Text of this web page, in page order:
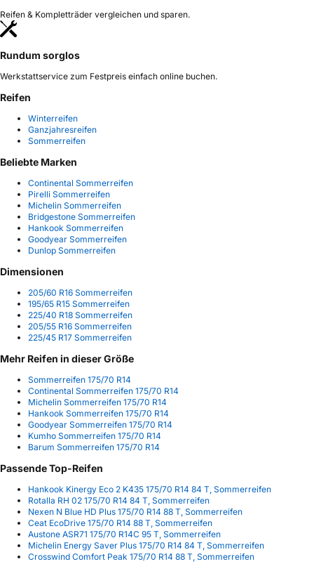
Reifen & Kompletträder vergleichen und sparen.
Rundum sorglos
Werkstattservice zum Festpreis einfach online buchen.
Reifen
Winterreifen
Ganzjahresreifen
Sommerreifen
Beliebte Marken
Continental Sommerreifen
Pirelli Sommerreifen
Michelin Sommerreifen
Bridgestone Sommerreifen
Hankook Sommerreifen
Goodyear Sommerreifen
Dunlop Sommerreifen
Dimensionen
205/60 R16 Sommerreifen
195/65 R15 Sommerreifen
225/40 R18 Sommerreifen
205/55 R16 Sommerreifen
225/45 R17 Sommerreifen
Mehr Reifen in dieser Größe
Sommerreifen 175/70 R14
Continental Sommerreifen 175/70 R14
Michelin Sommerreifen 175/70 R14
Hankook Sommerreifen 175/70 R14
Goodyear Sommerreifen 175/70 R14
Kumho Sommerreifen 175/70 R14
Barum Sommerreifen 175/70 R14
Passende Top-Reifen
Hankook Kinergy Eco 2 K435 175/70 R14 84 T, Sommerreifen
Rotalla RH 02 175/70 R14 84 T, Sommerreifen
Nexen N Blue HD Plus 175/70 R14 88 T, Sommerreifen
Ceat EcoDrive 175/70 R14 88 T, Sommerreifen
Austone ASR71 175/70 R14C 95 T, Sommerreifen
Michelin Energy Saver Plus 175/70 R14 84 T, Sommerreifen
Crosswind Comfort Peak 175/70 R14 88 T, Sommerreifen